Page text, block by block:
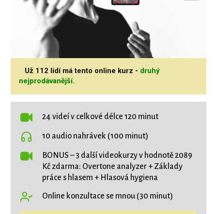
Už 112 lidí má tento online kurz - druhý
nejprodávanější.
24 videí v celkové délce 120 minut
10 audio nahrávek (100 minut)
BONUS – 3 další videokurzy v hodnotě 2089
Kč zdarma: Overtone analyzer + Základy
práce s hlasem + Hlasová hygiena
Online konzultace se mnou (30 minut)